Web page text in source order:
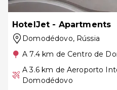
HotelJet - Apartments
Domodédovo, Rússia
A 7.4 km de Centro de
A 3.6 km de Aeroporto
Domodédovo